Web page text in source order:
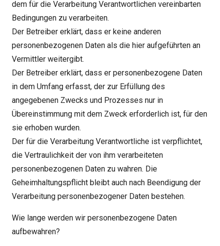
dem für die Verarbeitung Verantwortlichen vereinbarten
Bedingungen zu verarbeiten.
Der Betreiber erklärt, dass er keine anderen
personenbezogenen Daten als die hier aufgeführten an
Vermittler weitergibt.
Der Betreiber erklärt, dass er personenbezogene Daten
in dem Umfang erfasst, der zur Erfüllung des
angegebenen Zwecks und Prozesses nur in
Übereinstimmung mit dem Zweck erforderlich ist, für den
sie erhoben wurden.
Der für die Verarbeitung Verantwortliche ist verpflichtet,
die Vertraulichkeit der von ihm verarbeiteten
personenbezogenen Daten zu wahren. Die
Geheimhaltungspflicht bleibt auch nach Beendigung der
Verarbeitung personenbezogener Daten bestehen.
Wie lange werden wir personenbezogene Daten
aufbewahren?